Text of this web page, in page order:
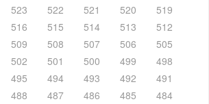
523 522 521 520
519
516 515 514 513
512
509 508 507 506
505
502 501 500 499
498
495 494 493 492
491
488 487 486 485
484